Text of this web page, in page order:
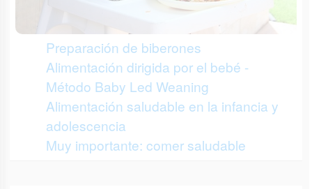
Preparación de biberones
Alimentación dirigida por el bebé -
Método Baby Led Weaning
Alimentación saludable en la infancia y
adolescencia
Muy importante: comer saludable